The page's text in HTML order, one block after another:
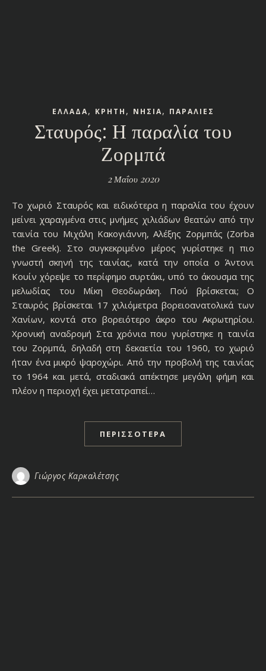
ΕΛΛΑΔΑ, ΚΡΗΤΗ , ΝΗΣΙΑ, ΠΑΡΑΛΙΕΣ
Σταυρός: Η παραλία του
Ζορμπά
2 Μαΐου 2020
Το χωριό Σταυρός και ειδικότερα η παραλία του έχουν
μείνει χαραγμένα στις μνήμες χιλιάδων θεατών από την
ταινία του Μιχάλη Κακογιάννη, Αλέξης Ζορμπάς (Zorba
the Greek). Στο συγκεκριμένο μέρος γυρίστηκε η πιο
γνωστή σκηνή της ταινίας, κατά την οποία ο Άντονι
Κουίν χόρεψε το περίφημο συρτάκι, υπό το άκουσμα της
μελωδίας του Μίκη Θεοδωράκη. Πού βρίσκεται; Ο
Σταυρός βρίσκεται 17 χιλιόμετρα βορειοανατολικά των
Χανίων, κοντά στο βορειότερο άκρο του Ακρωτηρίου.
Χρονική αναδρομή Στα χρόνια που γυρίστηκε η ταινία
του Ζορμπά, δηλαδή στη δεκαετία του 1960, το χωριό
ήταν ένα μικρό ψαροχώρι. Από την προβολή της ταινίας
το 1964 και μετά, σταδιακά απέκτησε μεγάλη φήμη και
πλέον η περιοχή έχει μετατραπεί…
ΠΕΡΙΣΣΌΤΕΡΑ
Γιώργος Καρκαλέτσης